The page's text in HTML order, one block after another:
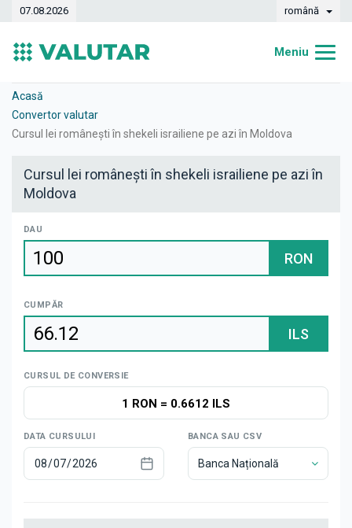
07.08.2026 română
Meniu
Curs valutar
Știri
Acasă
Convertor valutar
Cursul lei românești în shekeli israiliene pe azi în Moldova
Cursul lei românești în shekeli israiliene pe azi în
Moldova
DAU
RON
CUMPĂR
ILS
CURSUL DE CONVERSIE
1 RON = 0.6612 ILS
DATA CURSULUI BANCA SAU CSV
Banca Națională